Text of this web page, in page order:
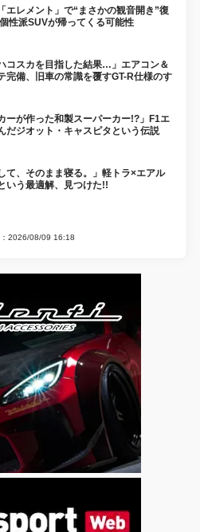
エレメント」で“まさかの観音開き”復
性派SUVが帰ってくる可能性
コスカを目指した結果…」エアコン＆
完備、旧車の常識を覆すGT-R仕様のす
ーが作った和製スーパーカー!?」F1エ
だジオット・キャスピタという伝説
て、そのまま寝る。」軽トラ×エアル
いう最適解、見つけた!!
2026/08/09 16:18